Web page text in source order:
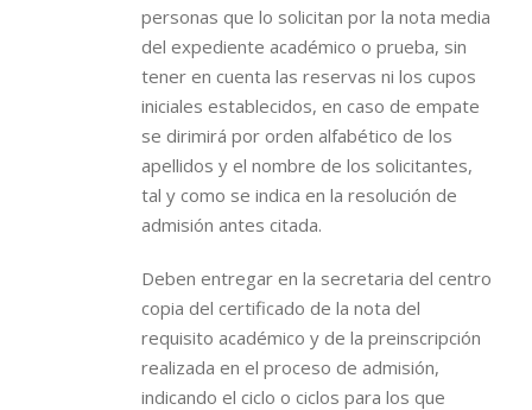
personas que lo solicitan por la nota media
del expediente académico o prueba, sin
tener en cuenta las reservas ni los cupos
iniciales establecidos, en caso de empate
se dirimirá por orden alfabético de los
apellidos y el nombre de los solicitantes,
tal y como se indica en la resolución de
admisión antes citada.
Deben entregar en la secretaria del centro
copia del certificado de la nota del
requisito académico y de la preinscripción
realizada en el proceso de admisión,
indicando el ciclo o ciclos para los que